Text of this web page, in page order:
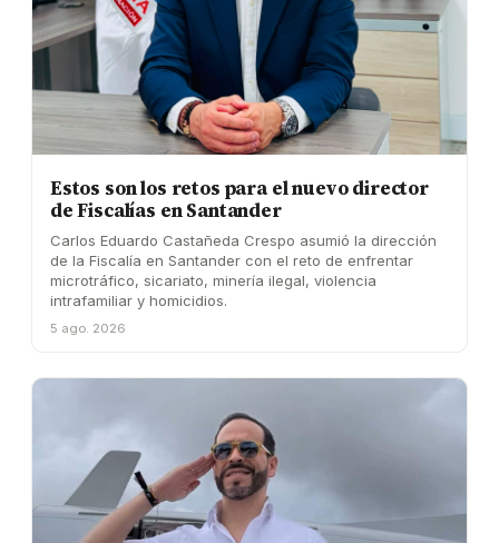
Estos son los retos para el nuevo director
de Fiscalías en Santander
Carlos Eduardo Castañeda Crespo asumió la dirección
de la Fiscalía en Santander con el reto de enfrentar
microtráfico, sicariato, minería ilegal, violencia
intrafamiliar y homicidios.
5 ago. 2026